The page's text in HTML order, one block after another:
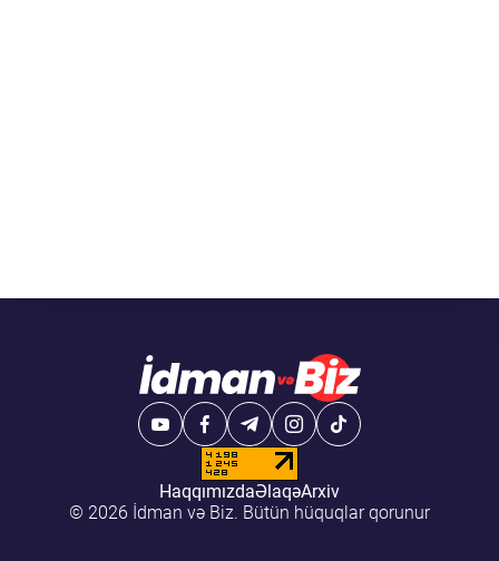
HaqqımızdaƏlaqəArxiv
© 2026 İdman və Biz. Bütün hüquqlar qorunur